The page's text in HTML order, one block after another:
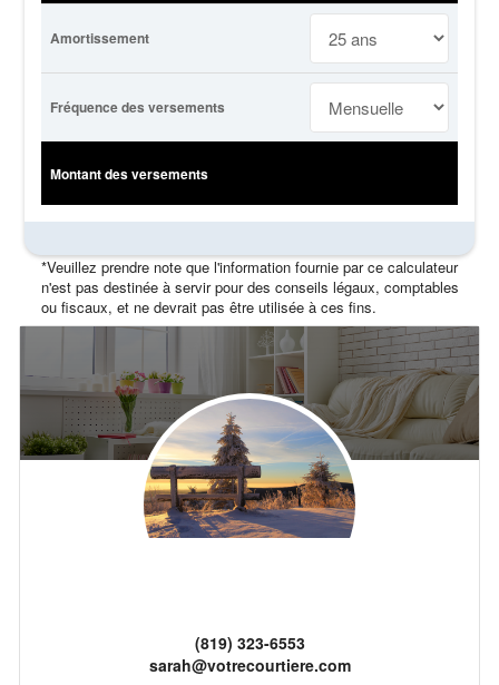
Amortissement
Fréquence des versements
Montant des versements
*Veuillez prendre note que l'information fournie par ce calculateur
n'est pas destinée à servir pour des conseils légaux, comptables
ou fiscaux, et ne devrait pas être utilisée à ces fins.
(819) 323-6553
sarah@votrecourtiere.com